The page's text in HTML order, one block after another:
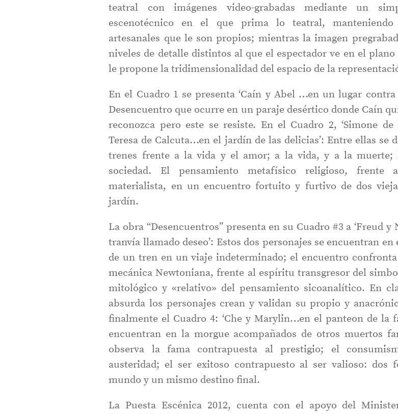
teatral con imágenes video-grabadas mediante un
escenotécnico en el que prima lo teatral, manteniendo
artesanales que le son propios; mientras la imagen
niveles de detalle distintos al que el espectador ve en el plano
le propone la tridimensionalidad del espacio de la
En el Cuadro 1 se presenta ‘Caín y Abel …en un lugar contra
Desencuentro que ocurre en un paraje desértico donde Caín
reconozca pero este se resiste. En el Cuadro 2, ‘Simone
Teresa de Calcuta…en el jardín de las delicias’: Entre ellas se
trenes frente a la vida y el amor; a la vida, y a la
sociedad. El pensamiento metafísico religioso, frente
materialista, en un encuentro fortuito y furtivo de dos
jardín.
La obra “Desencuentros” presenta en su Cuadro #3 a ‘Freud
tranvía llamado deseo’: Estos dos personajes se encuentran
de un tren en un viaje indeterminado; el encuentro
mecánica Newtoniana, frente al espíritu transgresor del
mitológico y «relativo» del pensamiento sicoanalítico. En
absurda los personajes crean y validan su propio y
finalmente el Cuadro 4: ‘Che y Marylin…en el panteon de la
encuentran en la morgue acompañados de otros muertos
observa la fama contrapuesta al prestigio; el
austeridad; el ser exitoso contrapuesto al ser valioso: dos
mundo y un mismo destino final.
La Puesta Escénica 2012, cuenta con el apoyo del